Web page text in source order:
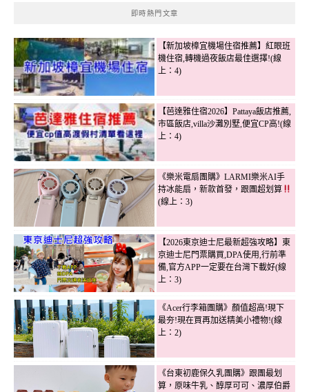
即時熱門文章
【新加坡樟宜機場住宿推薦】紅眼班
機住宿,轉機過夜飯店最佳選擇!(線
上：4)
【芭達雅住宿2026】Pattaya飯店推薦,
市區飯店,villa沙灘別墅,便宜CP高!(線
上：4)
《樂米電扇團購》LARMI樂米AI手
持冰能扇，新款首發，跟團超划算
(線上：3)
【2026東京迪士尼最新超強攻略】東
京迪士尼門票購買,DPA使用,行前準
備,官方APP一定要在台灣下載好(線
上：3)
《Acer行李箱團購》顏值超高!現下
最夯!現在買再加送精美小禮物!(線
上：2)
《台東初鹿保久乳團購》跟團最划
算，原味牛乳、醇厚可可、濃厚伯爵